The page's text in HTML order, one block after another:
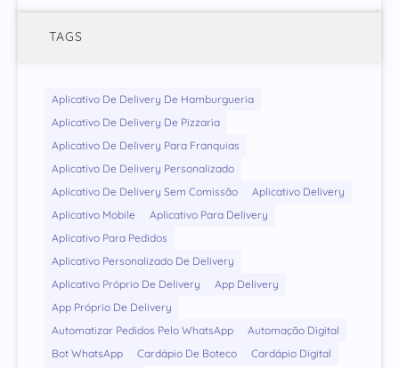
TAGS
Aplicativo De Delivery De Hamburgueria
Aplicativo De Delivery De Pizzaria
Aplicativo De Delivery Para Franquias
Aplicativo De Delivery Personalizado
Aplicativo De Delivery Sem Comissão
Aplicativo Delivery
Aplicativo Mobile
Aplicativo Para Delivery
Aplicativo Para Pedidos
Aplicativo Personalizado De Delivery
Aplicativo Próprio De Delivery
App Delivery
App Próprio De Delivery
Automatizar Pedidos Pelo WhatsApp
Automação Digital
Bot WhatsApp
Cardápio De Boteco
Cardápio Digital